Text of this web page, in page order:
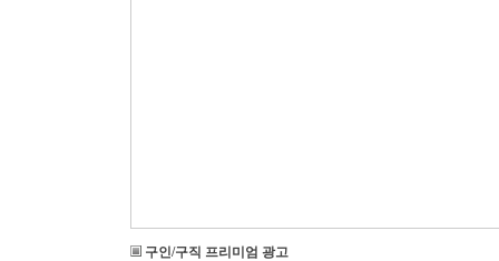
구인/구직 프리미엄 광고